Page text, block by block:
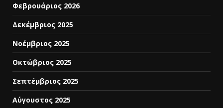
Φεβρουάριος 2026
Δεκέμβριος 2025
Νοέμβριος 2025
Οκτώβριος 2025
Σεπτέμβριος 2025
Αύγουστος 2025